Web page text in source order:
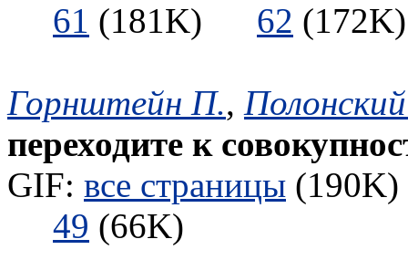
61 (181K) 62
Горнштейн П.,
переходите к
GIF: все страницы
49 (66K)